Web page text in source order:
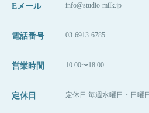
Eメール info@studio-milk.jp
電話番号 03-6913-6785
営業時間 10:00〜18:00
定休日 定休日 毎週水曜日・日曜